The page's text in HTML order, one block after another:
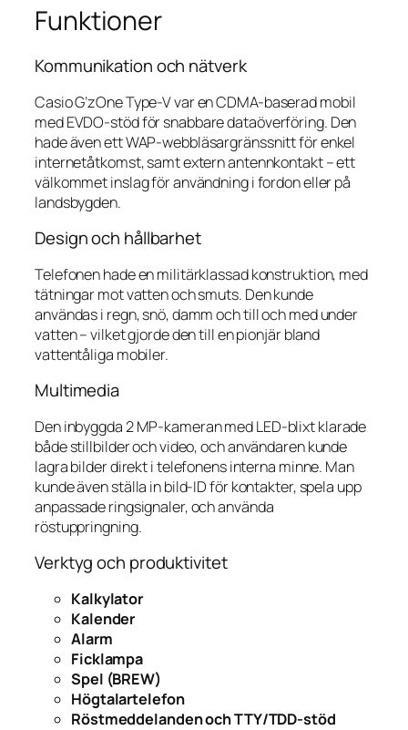
Funktioner
Kommunikation och nätverk
Casio G’zOne Type-V var en CDMA-baserad mobil
med EVDO-stöd för snabbare dataöverföring. Den
hade även ett WAP-webbläsargränssnitt för enkel
internetåtkomst, samt extern antennkontakt – ett
välkommet inslag för användning i fordon eller på
landsbygden.
Design och hållbarhet
Telefonen hade en militärklassad konstruktion, med
tätningar mot vatten och smuts. Den kunde
användas i regn, snö, damm och till och med under
vatten – vilket gjorde den till en pionjär bland
vattentåliga mobiler.
Multimedia
Den inbyggda 2 MP-kameran med LED-blixt klarade
både stillbilder och video, och användaren kunde
lagra bilder direkt i telefonens interna minne. Man
kunde även ställa in bild-ID för kontakter, spela upp
anpassade ringsignaler, och använda
röstuppringning.
Verktyg och produktivitet
Kalkylator
Kalender
Alarm
Ficklampa
Spel (BREW)
Högtalartelefon
Röstmeddelanden och TTY/TDD-stöd